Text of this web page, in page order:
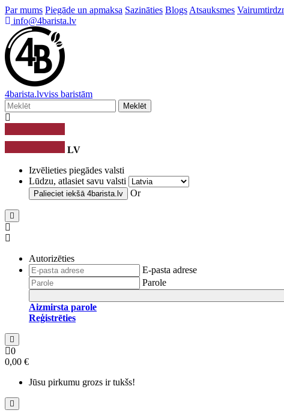
Par mums Piegāde un apmaksa Sazināties Blogs Atsauksmes
info@4barista.lv
4barista.lvviss baristām
Meklēt
LV
Izvēlieties piegādes valsti
Lūdzu, atlasiet savu valsti
Palieciet iekšā 4barista.lv Or
Autorizēties
E-pasta adrese
Parole
Aizmirsta parole
Reģistrēties
0
0,00 €
Jūsu pirkumu grozs ir tukšs!